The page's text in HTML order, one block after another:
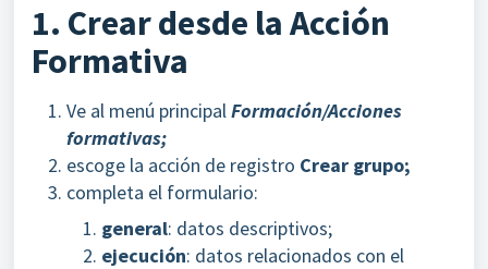
1. Crear desde la Acción
Formativa
Ve al menú principalFormación/Acciones
formativas;
escoge la acción de registro Crear grupo;
completa el formulario:
general: datos descriptivos;
ejecución: datos relacionados con el